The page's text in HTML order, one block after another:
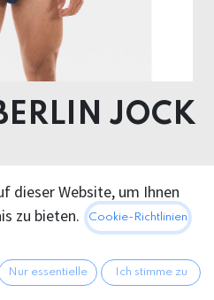
JOCK
inkl. MwSt.zzgl.
dieser Website, um Ihnen
zu bieten.
Cookie-Richtlinien
Nur essentielle Ich stimme zu